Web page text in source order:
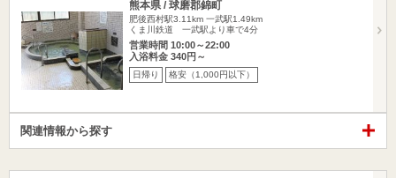
熊本県 / 球磨郡錦町
肥後西村駅3.11km 一武駅1.49km
くま川鉄道 一武駅より車で4分
営業時間 10:00～22:00
入浴料金 340円～
日帰り 格安（1,000円以下）
関連情報から探す